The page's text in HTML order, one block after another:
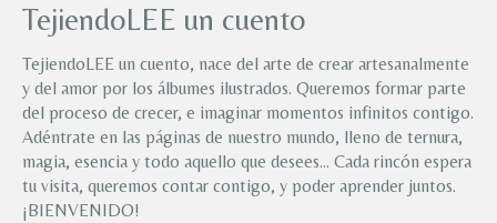
TejiendoLEE un cuento
TejiendoLEE un cuento, nace del arte de crear artesanalmente
y del amor por los álbumes ilustrados. Queremos formar parte
del proceso de crecer, e imaginar momentos infinitos contigo.
Adéntrate en las páginas de nuestro mundo, lleno de ternura,
magia, esencia y todo aquello que desees… Cada rincón espera
tu visita, queremos contar contigo, y poder aprender juntos.
¡BIENVENIDO!